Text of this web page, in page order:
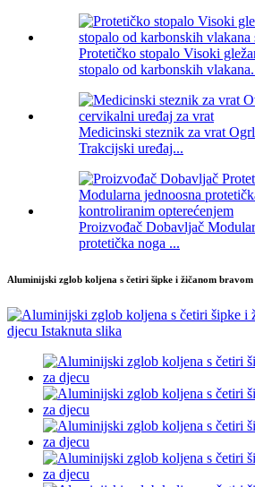
Protetičko stopalo Visoki
stopalo od karbonskih
Medicinski steznik za vrat
Trakcijski uređaj...
Proizvođač Dobavljač
protetička noga ...
Aluminijski zglob koljena s četiri šipke i žičanom bravom